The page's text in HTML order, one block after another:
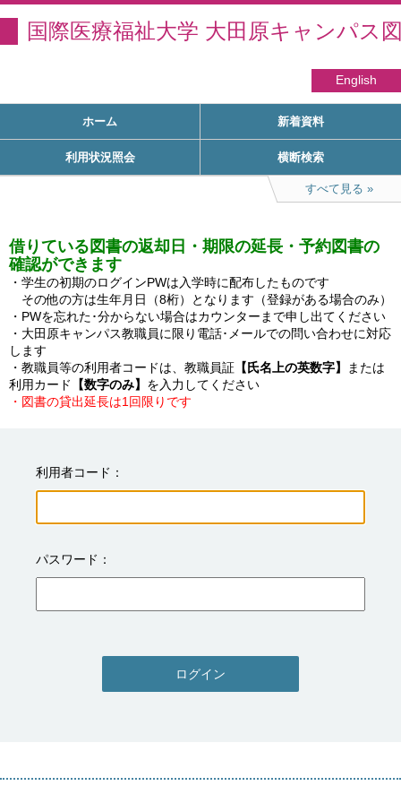
国際医療福祉大学 大田原キャンパス
English
ホーム 新着資料
利用状況照会 横断検索
すべて見る
借りている図書の返却日・期限の延長・予約図書の
確認ができます
・学生の初期のログインPWは入学時に配布したものです
その他の方は生年月日（8桁）となります（登録がある場合のみ）
・PWを忘れた･分からない場合はカウンターまで申し出てください
・大田原キャンパス教職員に限り電話･メールでの問い合わせに対応
します
・教職員等の利用者コードは、教職員証 【氏名上の英数字】
または
利用カード
【数字のみ】
・図書の貸出延長は1回限りです
利用者コード
パスワード
ログイン